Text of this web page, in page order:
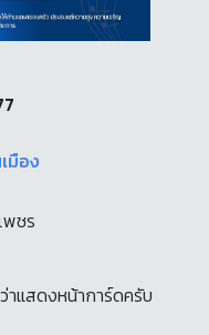
มือง
พชร
แสดงหน้าการ์ดครับ